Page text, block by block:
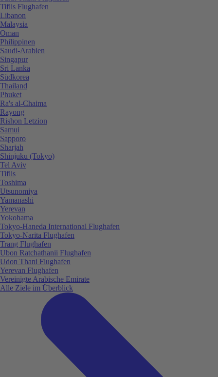
Tiflis Flughafen
Libanon
Malaysia
Oman
Philippinen
Saudi-Arabien
Singapur
Sri Lanka
Südkorea
Thailand
Phuket
Ra's al-Chaima
Rayong
Rishon Letzion
Samui
Sapporo
Sharjah
Shinjuku (Tokyo)
Tel Aviv
Tiflis
Toshima
Utsunomiya
Yamanashi
Yerevan
Yokohama
Tokyo-Haneda International Flughafen
Tokyo-Narita Flughafen
Trang Flughafen
Ubon Ratchathanii Flughafen
Udon Thani Flughafen
Yerevan Flughafen
Vereinigte Arabische Emirate
Alle Ziele im Überblick